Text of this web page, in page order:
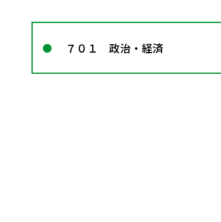
７０１ 政治・経済